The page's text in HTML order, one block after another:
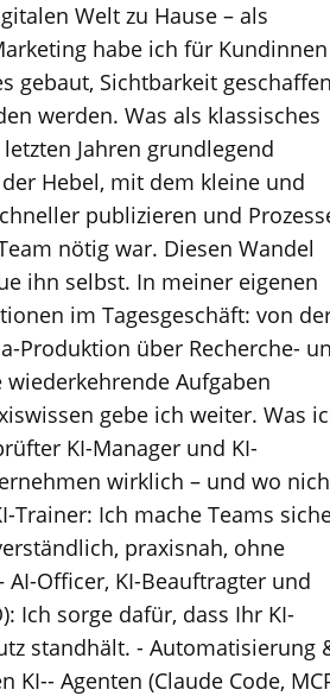
Welt zu Hause – als
habe ich für Kundinnen
gebaut, Sichtbarkeit geschaffen
werden. Was als klassisches
Jahren grundlegend
Hebel, mit dem kleine und
publizieren und
nötig war. Diesen Wandel
ihn selbst. In meiner eigenen
im Tagesgeschäft: von
Produktion über Recherche-
Aufgaben
gebe ich weiter. Was
KI-Manager und KI-
wirklich – und wo
Trainer: Ich mache Teams
praxisnah, ohne
AI-Officer, KI-Beauftragter und
Ich sorge dafür, dass Ihr KI-
standhält. - Automatisierung
Agenten (Claude Code,